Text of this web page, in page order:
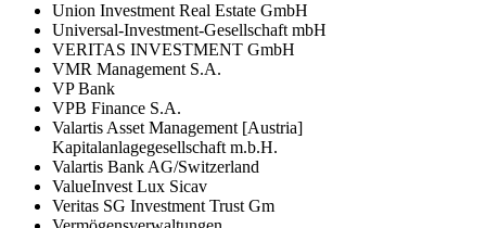
Union Investment Real Estate GmbH
Universal-Investment-Gesellschaft mbH
VERITAS INVESTMENT GmbH
VMR Management S.A.
VP Bank
VPB Finance S.A.
Valartis Asset Management [Austria]
Kapitalanlagegesellschaft m.b.H.
Valartis Bank AG/Switzerland
ValueInvest Lux Sicav
Veritas SG Investment Trust Gm